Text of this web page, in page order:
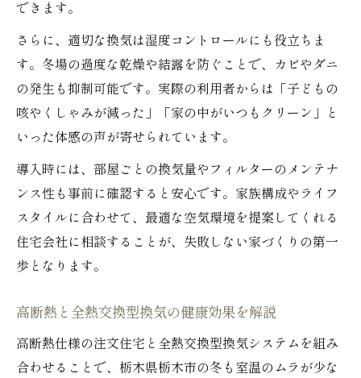
できます。
さらに、適切な換気は湿度コントロールにも役立ちま
す。冬場の過度な乾燥や結露を防ぐことで、カビやダニ
の発生も抑制可能です。実際の利用者からは「子どもの
咳やくしゃみが減った」「家の中がいつもクリーン」と
いった体感の声が寄せられています。
導入時には、部屋ごとの換気量やフィルターのメンテナ
ンス性も事前に確認すると安心です。家族構成やライフ
スタイルに合わせて、最適な空気環境を提案してくれる
住宅会社に相談することが、失敗しない家づくりの第一
歩となります。
高断熱と全熱交換型換気の健康効果を解説
高断熱仕様の注文住宅と全熱交換型換気システムを組み
合わせることで、栃木県栃木市の冬も室温のムラが少な